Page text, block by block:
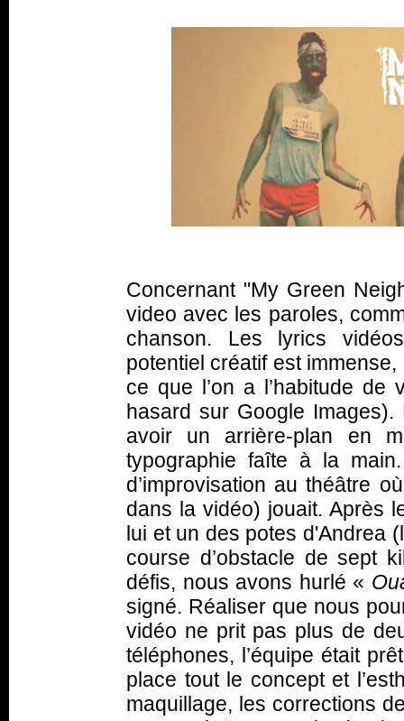
Concernant "My Green
video avec les paroles,
chanson. Les lyrics
potentiel créatif est
ce que l’on a l’habitude
hasard sur Google
avoir un arrière-plan en
typographie faîte à la
d’improvisation au théâtre
dans la vidéo) jouait. Après
lui et un des potes d'Andrea
course d’obstacle de sept
défis, nous avons hurlé «
signé. Réaliser que nous
vidéo ne prit pas plus de
téléphones, l’équipe était
place tout le concept et
maquillage, les corrections